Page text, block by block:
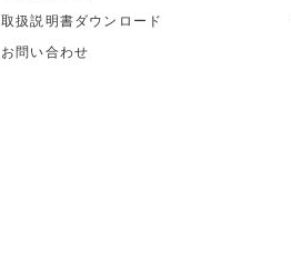
取扱説明書ダウンロード
お問い合わせ